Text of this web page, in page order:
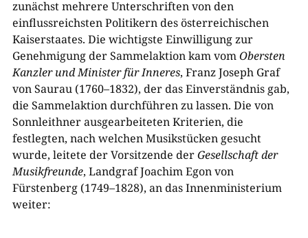
zunächst mehrere Unterschriften von den
einflussreichsten Politikern des österreichischen
Kaiserstaates. Die wichtigste Einwilligung zur
Genehmigung der Sammelaktion kam vomObersten
Kanzler und Minister für Inneres, Franz Joseph Graf
von Saurau (1760–1832), der das Einverständnis gab,
die Sammelaktion durchführen zu lassen. Die von
Sonnleithner ausgearbeiteten Kriterien, die
festlegten, nach welchen Musikstücken gesucht
wurde, leitete der Vorsitzende derGesellschaft der
Musikfreunde, Landgraf Joachim Egon von
Fürstenberg (1749–1828), an das Innenministerium
weiter: